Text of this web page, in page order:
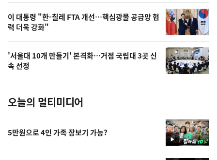
오
늘
의
사
진
이 대통령 "한-칠레 FTA 개선…핵심광물 공급망 협
력 더욱 강화"
'서울대 10개 만들기' 본격화…거점 국립대 3곳 신
속 선정
오늘의 멀티미디어
영
상
5만원으로 4인 가족 장보기 가능?